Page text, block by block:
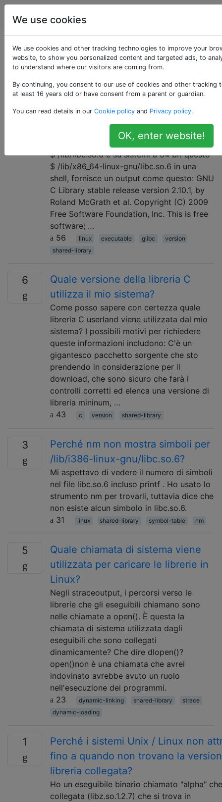
Unix & Linux
Domande taggate
«shared-library»
2
Perché e come sono eseguibili
alcune librerie condivise, come se
fossero eseguibili?
Su sistemi Linux a 32 bit, invocando questo
$ /lib/libc.so.6 e su sistemi a 64 bit questo
$ /lib/x86_64-linux-gnu/libc.so.6 in una
shell, fornisce un output come questo: GNU
C Library stable release version 2.10.1, by
Roland McGrath et al. Copyright (C) 2009
Free Software Foundation, Inc. This is free
software; …
56
linux executable glibc
version
shared-library
6
Quale versione della libreria C
utilizza il mio sistema?
Come posso sapere con certezza quale
libreria C userland viene utilizzata dal mio
sistema? I possibili motivi per richiedere
queste informazioni includono: C'è un
gigantesco pacchetto sorgente che sto
prendendo in considerazione per il
download, che sono sicuro che farà i
controlli corretti ed elenca una versione di
libreria mininum, …
43
c version shared-library
3
Perché nm non mostra simboli per
/lib/i386-linux-gnu/libc.so.6?
Mi aspettavo di vedere il numero di simboli
nel file libc.so.6 incluso printf . Ho usato lo
strumento nm per trovarli, tuttavia dice che
non esiste alcun simbolo in libc.so.6.
31
linux shared-library symbol-table nm
5
Quale chiamata di sistema viene
utilizzata per caricare le librerie in
Linux?
Negli straceoutput, i percorsi verso le
librerie che gli eseguibili chiamano sono
nelle chiamate a open(). È questa la
chiamata di sistema utilizzata dagli
eseguibili che sono collegati
dinamicamente? Che dire dlopen()?
open()non è una chiamata che avrei
indovinato avrebbe avuto un ruolo
nell'esecuzione dei programmi.
23
dynamic-linking shared-library
strace
dynamic-loading
1
Perché i sistemi Unix / Linux non
fino a quando non trovano la
libreria collegata?
Ho un eseguibile binario chiamato "alpha"
collegata (libz.so.1.2.7) che si trova in
We use cookies
We use cookies and other tracking technologies to improve your
website, to show you personalized content and targeted ads, to
to understand where our visitors are coming from.
By continuing, you consent to our use of cookies and other tracking
at least 16 years old or have consent from a parent or guardian.
You can read details in our Cookie policy and Privacy policy.
OK, enter website!